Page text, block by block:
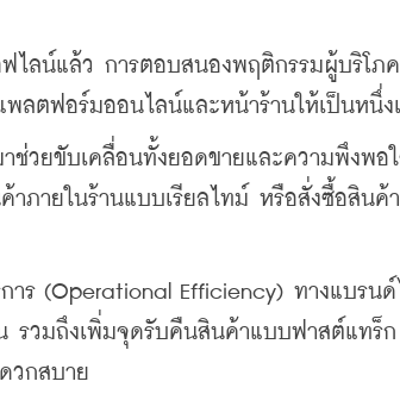
ลน์แล้ว การตอบสนองพฤติกรรมผู้บริโภ
ลตฟอร์มออนไลน์และหน้าร้านให้เป็นหนึ่ง
วยขับเคลื่อนทั้งยอดขายและความพึงพอ
าภายในร้านแบบเรียลไทม์ หรือสั่งซื้อสินค้
ร (Operational Efficiency) ทางแบรนด์
รวมถึงเพิ่มจุดรับคืนสินค้าแบบฟาสต์แทร็
วกสบาย